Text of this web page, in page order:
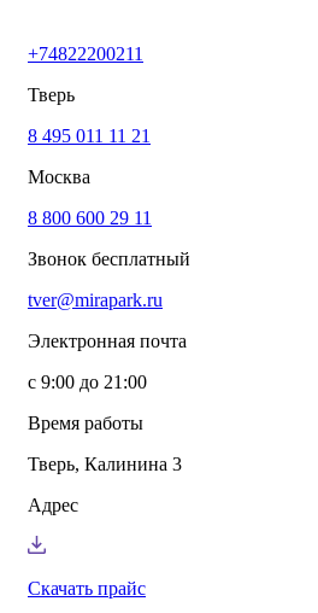
+74822200211 info@mirapark.ru
Каталог товаров
Игровое оборудование
Оборудование для
Спортивное
Малые архитектурные
Услуги
Озеленение
Монтаж детских
Резиновые покрытия для
Установка МАФ
Доставка и оплата в Твери
+74822200211
Тверь
8 495 011 11 21
Москва
8 800 600 29 11
Звонок бесплатный
tver@mirapark.ru
Электронная почта
с 9:00 до 21:00
Время работы
Тверь, Калинина 3
Адрес
Скачать прайс